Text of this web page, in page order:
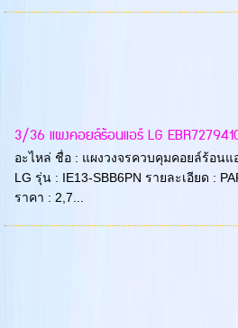
3/36 แผงคอยล์ร้อนแอร์ LG
อะไหล่ ชื่อ : แผงวงจรควบคุมคอยล์ร้อนแ
LG รุ่น : IE13-SBB6PN รายละเอียด :
ราคา : 2,7...